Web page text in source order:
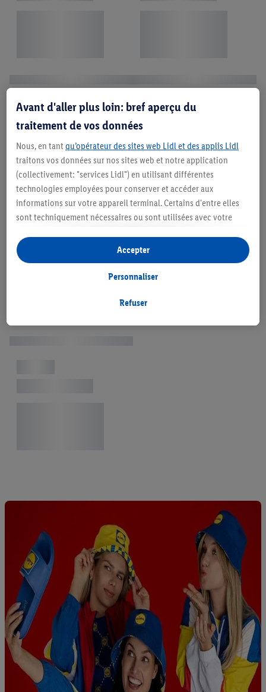
Avant d'aller plus loin: bref aperçu du
traitement de vos données
Nous, en tant qu’opérateur des sites web Lidl et des applis Lidl
traitons vos données sur nos sites web et notre application
(collectivement: "services Lidl") en utilisant différentes
technologies employées pour conserver et accéder aux
informations sur votre appareil terminal. Certains d'entre elles
sont techniquement nécessaires ou sont utilisées avec votre
des statistiques ou pour des publicités personnalisées au sein
et en dehors des services Lidl. Si vous participez au programme
Lidl Plus, les données issues de votre comportement d’achat en
Si vous donnez consentement ici à des fins de publicités
également être affichées sur plusieurs apppareils et plusieurs
services de Lidl si plusieurs terminaux ou plusieurs services de
Lidl peuvent vous être attribués en utilisant votre adresse e-
mail hachée et, le cas échéant, d’autres identifiants/identifiants
dont dispose Criteo S.A.
Sous « Personnaliser », vous pouvez autoriser des finalités
individuelles et trouver de plus amples informations sur le
traitement des données.
En cliquant sur « Refuser », vous pouvez autoriser uniquement
l’utilisation des technologies nécessaires. En cliquant sur «
Accepter », vous autorisez tous les traitements pour toutes les
finalités susmentionnées. Vous trouverez de plus amples
informations sur la durée de conservation des données et votre
droit de révoquer votre consentement à tout moment avec effet
Refuser
Personnaliser
Accepter